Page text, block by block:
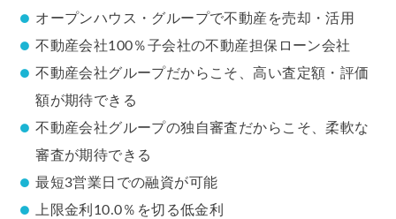
オープンハウス・グループで不動産を売却・活用
不動産会社100％子会社の不動産担保ローン会社
不動産会社グループだからこそ、高い査定額・評価
額が期待できる
不動産会社グループの独自審査だからこそ、柔軟な
審査が期待できる
最短3営業日での融資が可能
上限金利10.0％を切る低金利